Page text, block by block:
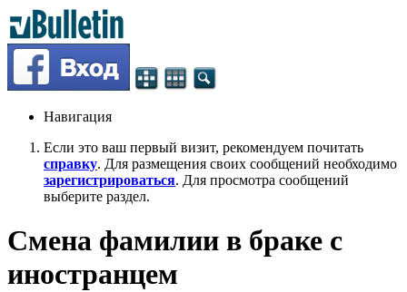
Навигация
Если это ваш первый визит, рекомендуем почитать
справку. Для размещения своих сообщений необходимо
зарегистрироваться. Для просмотра сообщений
выберите раздел.
Смена фамилии в браке с
иностранцем